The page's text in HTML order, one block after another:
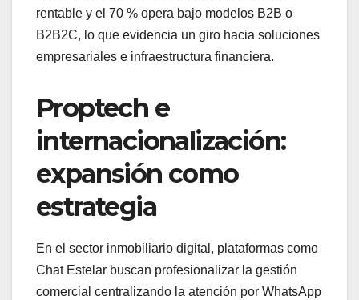
rentable y el 70 % opera bajo modelos B2B o
B2B2C, lo que evidencia un giro hacia soluciones
empresariales e infraestructura financiera.
Proptech e
internacionalización:
expansión como
estrategia
En el sector inmobiliario digital, plataformas como
Chat Estelar buscan profesionalizar la gestión
comercial centralizando la atención por WhatsApp